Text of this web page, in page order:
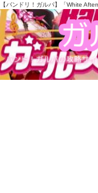
【バンドリ！ガルパ】「White